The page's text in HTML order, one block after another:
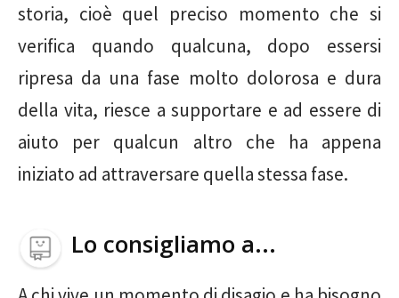
storia, cioè quel preciso momento che si
verifica quando qualcuna, dopo essersi
ripresa da una fase molto dolorosa e dura
della vita, riesce a supportare e ad essere di
aiuto per qualcun altro che ha appena
iniziato ad attraversare quella stessa fase.
Lo consigliamo a...